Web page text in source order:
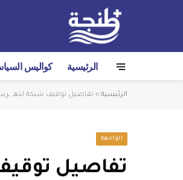
الرئيسية كواليس
الرئيسية » تفاصيل توقيف شبكة لتهـ
الواجهة
تفاصيل توقيف